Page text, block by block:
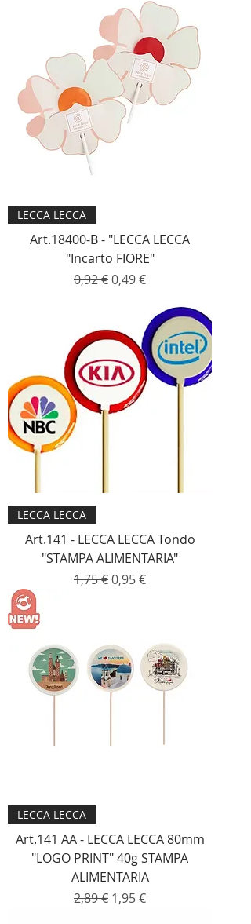
LECCA LECCA
Art.18400-B - "LECCA LECCA
"Incarto FIORE"
Prezzo regolare
0,92 €Prezzo scontato
0,49 €
LECCA LECCA
Art.141 - LECCA LECCA Tondo
"STAMPA ALIMENTARIA"
Prezzo regolare
1,75 €Prezzo scontato
0,95 €
LECCA LECCA
Art.141 AA - LECCA LECCA 80mm
"LOGO PRINT" 40g STAMPA
ALIMENTARIA
Prezzo regolare
2,89 € Prezzo scontato
1,95 €